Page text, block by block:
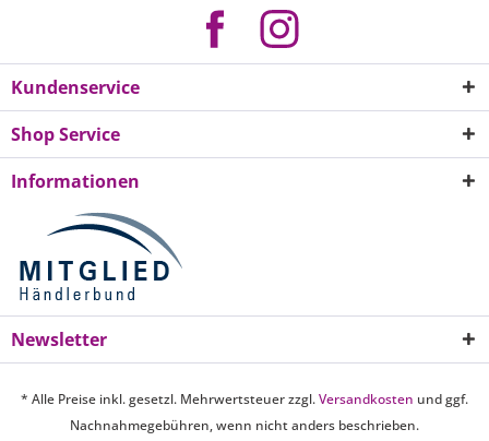
Kundenservice
Shop Service
Informationen
Newsletter
* Alle Preise inkl. gesetzl. Mehrwertsteuer zzgl.Versandkosten und ggf.
Nachnahmegebühren, wenn nicht anders beschrieben.